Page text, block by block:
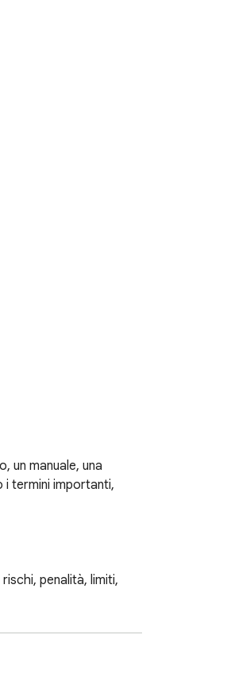
un manuale, una
termini importanti,
penalità, limiti,